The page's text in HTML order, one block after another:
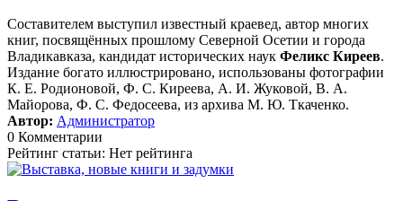
Составителем выступил известный краевед, автор многих
книг, посвящённых прошлому Северной Осетии и города
Владикавказа, кандидат исторических наук Феликс Киреев.
Издание богато иллюстрировано, использованы фотографии
К. Е. Родионовой, Ф. С. Киреева, А. И. Жуковой, В. А.
Майорова, Ф. С. Федосеева, из архива М. Ю. Ткаченко.
Автор: Администратор
0 Комментарии
Рейтинг статьи: Нет рейтинга